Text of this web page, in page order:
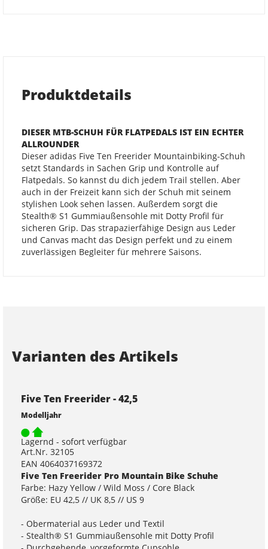
Produktdetails
DIESER MTB-SCHUH FÜR FLATPEDALS IST EIN ECHTER
ALLROUNDER
Dieser adidas Five Ten Freerider Mountainbiking-Schuh
setzt Standards in Sachen Grip und Kontrolle auf
Flatpedals. So kannst du dich jedem Trail stellen. Aber
auch in der Freizeit kann sich der Schuh mit seinem
stylishen Look sehen lassen. Außerdem sorgt die
Stealth® S1 Gummiaußensohle mit Dotty Profil für
sicheren Grip. Das strapazierfähige Design aus Leder
und Canvas macht das Design perfekt und zu einem
zuverlässigen Begleiter für mehrere Saisons.
Varianten des Artikels
Five Ten Freerider - 42,5
Modelljahr
Lagernd - sofort verfügbar
Art.Nr. 32105
EAN 4064037169372
Five Ten Freerider Pro Mountain Bike Schuhe
Farbe: Hazy Yellow / Wild Moss / Core Black
Größe: EU 42,5 // UK 8,5 // US 9
- Obermaterial aus Leder und Textil
- Stealth® S1 Gummiaußensohle mit Dotty Profil